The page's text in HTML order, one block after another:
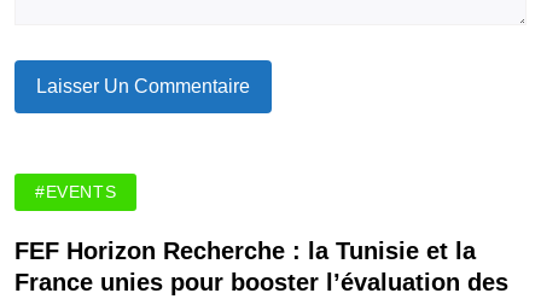
#EVENTS
FEF Horizon Recherche : la Tunisie et la
France unies pour booster l’évaluation des